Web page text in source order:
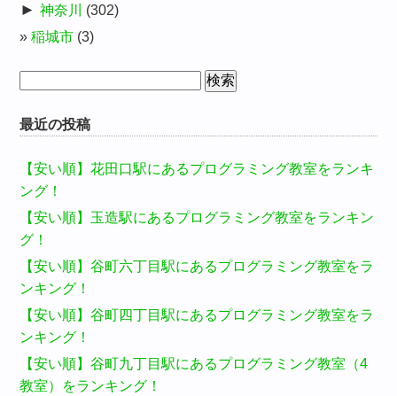
► 神奈川
(302)
稲城市 (3)
最近の投稿
【安い順】花田口駅にあるプログラミング教室をランキ
ング！
【安い順】玉造駅にあるプログラミング教室をランキン
グ！
【安い順】谷町六丁目駅にあるプログラミング教室をラ
ンキング！
【安い順】谷町四丁目駅にあるプログラミング教室をラ
ンキング！
【安い順】谷町九丁目駅にあるプログラミング教室（4
教室）をランキング！